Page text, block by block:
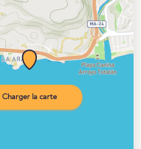
Charger la carte